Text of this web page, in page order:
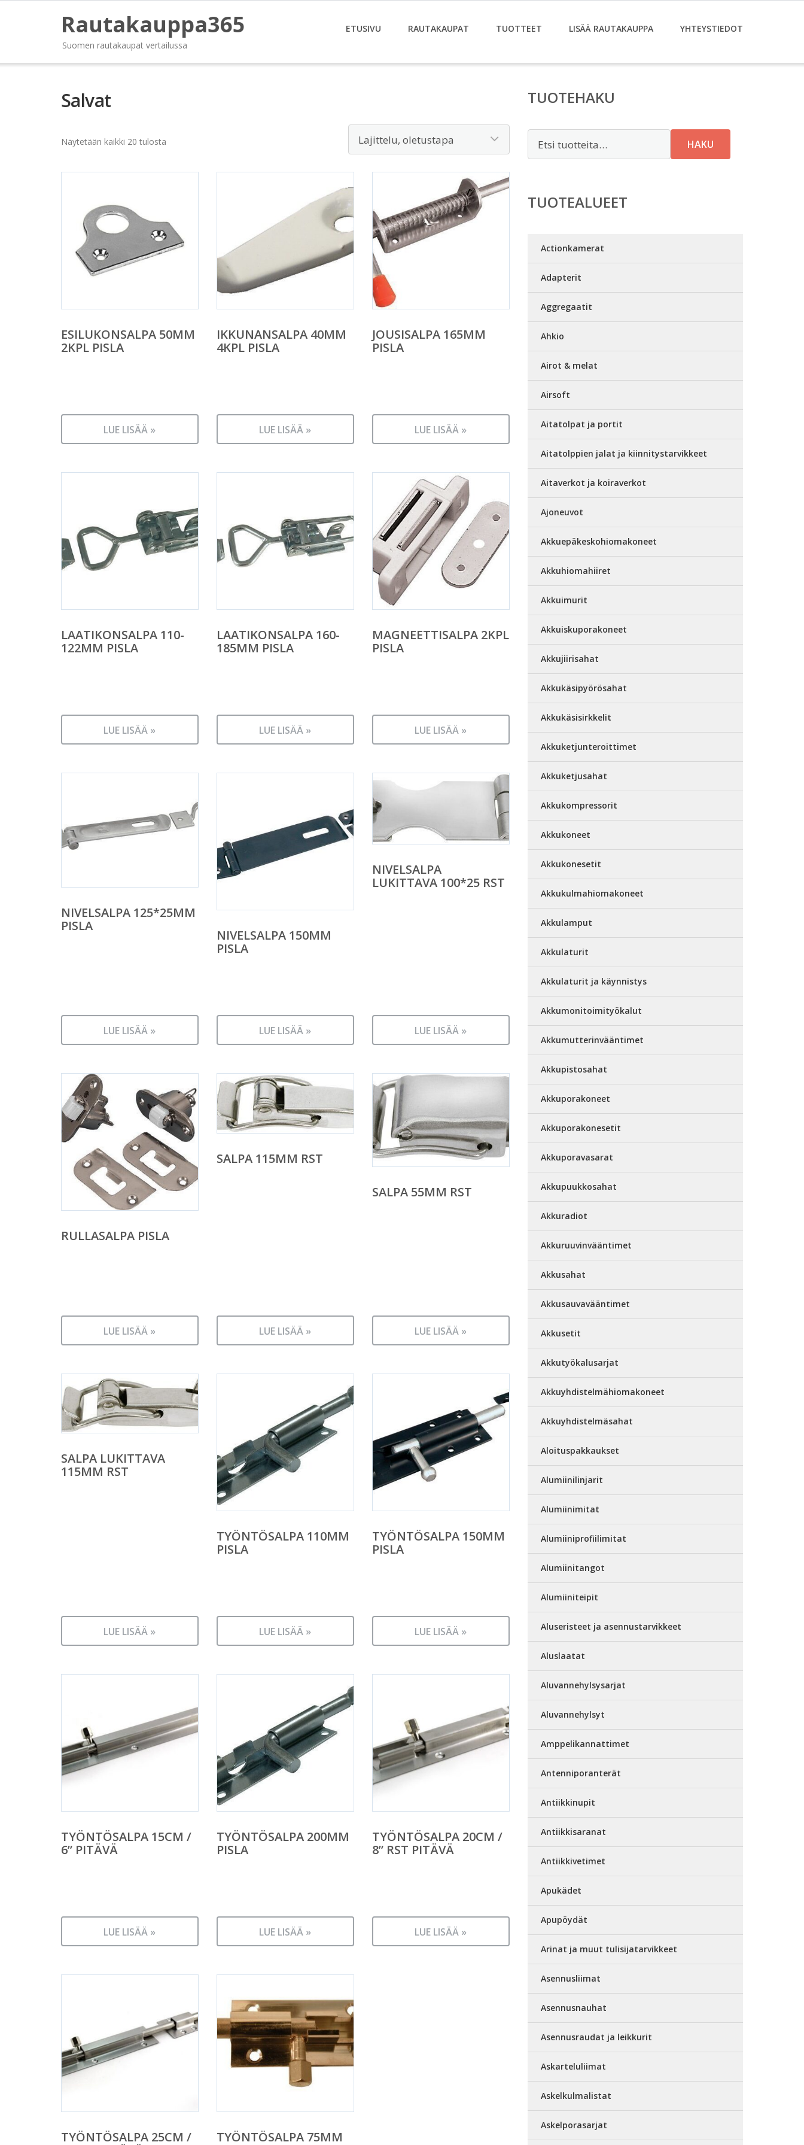
Rautakauppa365
Suomen rautakaupat vertailussa
ETUSIVU RAUTAKAUPAT TUOTTEET LISÄÄ RAUTAKAUPPA YHTEYSTIEDOT
Salvat
Näytetään kaikki 20 tulosta
ESILUKONSALPA 50MM
2KPL PISLA
LUE LISÄÄ »
IKKUNANSALPA 40MM
4KPL PISLA
LUE LISÄÄ »
JOUSISALPA 165MM
PISLA
LUE LISÄÄ »
LAATIKONSALPA 110-
122MM PISLA
LUE LISÄÄ »
LAATIKONSALPA 160-
185MM PISLA
LUE LISÄÄ »
MAGNEETTISALPA 2KPL
PISLA
LUE LISÄÄ »
NIVELSALPA 125*25MM
PISLA
LUE LISÄÄ »
NIVELSALPA 150MM
PISLA
LUE LISÄÄ »
NIVELSALPA
LUKITTAVA 100*25 RST
LUE LISÄÄ »
RULLASALPA PISLA
LUE LISÄÄ »
SALPA 115MM RST
LUE LISÄÄ »
SALPA 55MM RST
LUE LISÄÄ »
SALPA LUKITTAVA
115MM RST
LUE LISÄÄ »
TYÖNTÖSALPA 110MM
PISLA
LUE LISÄÄ »
TYÖNTÖSALPA 150MM
PISLA
LUE LISÄÄ »
TYÖNTÖSALPA 15CM /
6” PITÄVÄ
LUE LISÄÄ »
TYÖNTÖSALPA 200MM
PISLA
LUE LISÄÄ »
TYÖNTÖSALPA 20CM /
8” RST PITÄVÄ
LUE LISÄÄ »
TYÖNTÖSALPA 25CM /
TYÖNTÖSALPA 75MM
TUOTEHAKU
HAKU
TUOTEALUEET
Actionkamerat
Adapterit
Aggregaatit
Ahkio
Airot & melat
Airsoft
Aitatolpat ja portit
Aitatolppien jalat ja kiinnitystarvikkeet
Aitaverkot ja koiraverkot
Ajoneuvot
Akkuepäkeskohiomakoneet
Akkuhiomahiiret
Akkuimurit
Akkuiskuporakoneet
Akkujiirisahat
Akkukäsipyörösahat
Akkukäsisirkkelit
Akkuketjunteroittimet
Akkuketjusahat
Akkukompressorit
Akkukoneet
Akkukonesetit
Akkukulmahiomakoneet
Akkulamput
Akkulaturit
Akkulaturit ja käynnistys
Akkumonitoimityökalut
Akkumutterinvääntimet
Akkupistosahat
Akkuporakoneet
Akkuporakonesetit
Akkuporavasarat
Akkupuukkosahat
Akkuradiot
Akkuruuvinvääntimet
Akkusahat
Akkusauvavääntimet
Akkusetit
Akkutyökalusarjat
Akkuyhdistelmähiomakoneet
Akkuyhdistelmäsahat
Aloituspakkaukset
Alumiinilinjarit
Alumiinimitat
Alumiiniprofiilimitat
Alumiinitangot
Alumiiniteipit
Aluseristeet ja asennustarvikkeet
Aluslaatat
Aluvannehylsysarjat
Aluvannehylsyt
Amppelikannattimet
Antenniporanterät
Antiikkinupit
Antiikkisaranat
Antiikkivetimet
Apukädet
Apupöydät
Arinat ja muut tulisijatarvikkeet
Asennusliimat
Asennusnauhat
Asennusraudat ja leikkurit
Askarteluliimat
Askelkulmalistat
Askelporasarjat